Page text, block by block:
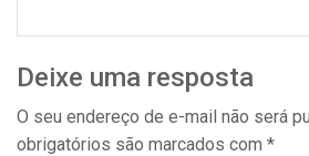
Deixe uma resposta
O seu endereço de e-mail não será
obrigatórios são marcados com *